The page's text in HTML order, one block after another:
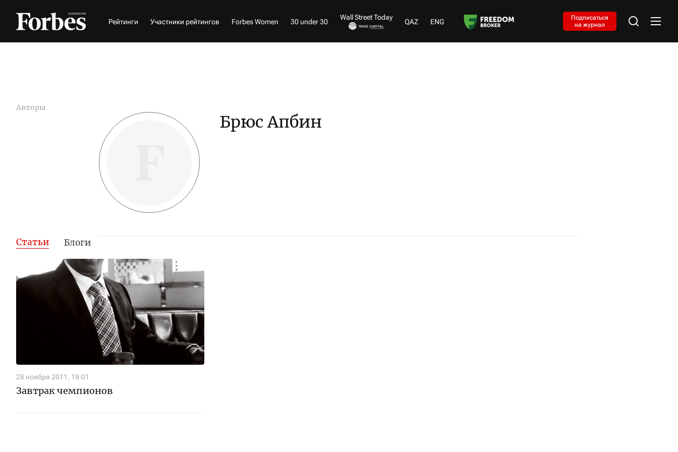
Рейтинги Участники рейтингов Forbes Women 30 under 30
Wall Street Today
QAZ ENG
Подписаться
на журнал
Авторы
Брюс Апбин
Статьи Блоги
28 ноября 2011, 18:01
Завтрак чемпионов